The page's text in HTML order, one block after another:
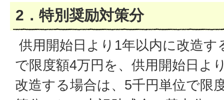
2．特別奨励対策分
供用開始日より1年以内に改造す
で限度額4万円を、供用開始日よ
改造する場合は、5千円単位で限